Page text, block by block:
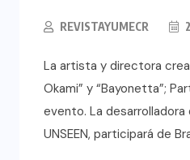
REVISTAYUMECR
La artista y directora
Okami” y “Bayonetta”;
evento. La
UNSEEN, participará de